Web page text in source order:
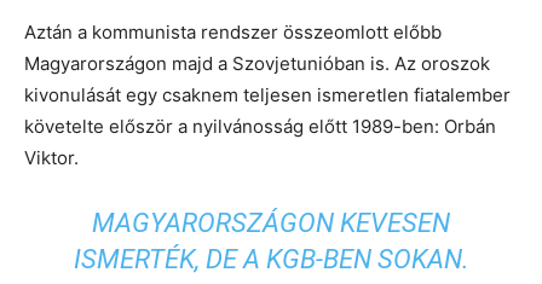
Aztán a kommunista rendszer összeomlott előbb
Magyarországon majd a Szovjetunióban is. Az oroszok
kivonulását egy csaknem teljesen ismeretlen fiatalember
követelte először a nyilvánosság előtt 1989-ben: Orbán
Viktor.
MAGYARORSZÁGON KEVESEN
ISMERTÉK, DE A KGB-BEN SOKAN.